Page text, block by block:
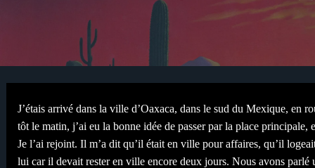
J’étais arrivé dans la ville d’Oaxaca, dans le sud du Mexique, en
tôt le matin, j’ai eu la bonne idée de passer par la place principale,
Je l’ai rejoint. Il m’a dit qu’il était en ville pour affaires, qu’il
lui car il devait rester en ville encore deux jours. Nous avons parlé